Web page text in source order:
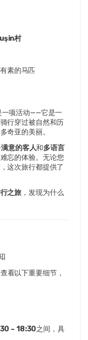
村
素的马匹
一项活动——它是一
行穿过被自然和历
奇亚的美丽。
意的客人和多语言
忘的体验。无论您
这次旅行都提供了
之旅 ，发现为什么
看以下重要细节，
– 18:30之间，具